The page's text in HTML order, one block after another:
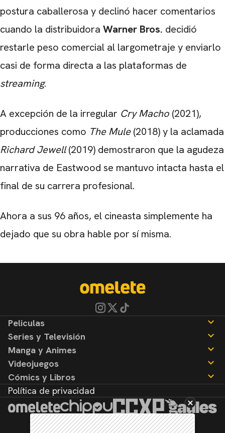
postura caballerosa y declinó hacer comentarios
cuando la distribuidora Warner Bros. decidió
restarle peso comercial al largometraje y enviarlo
casi de forma directa a las plataformas de
streaming.
A excepción de la irregular Cry Macho (2021),
producciones como The Mule(2018) y la aclamada
Richard Jewell(2019) demostraron que la agudeza
narrativa de Eastwood se mantuvo intacta hasta el
final de su carrera profesional.
Ahora a sus 96 años, el cineasta simplemente ha
dejado que su obra hable por sí misma.
Peliculas
Noticias
Reseñas
Series y Televisión
Noticias
Reseñas
Manga y Animes
Noticias
Reseñas
Videojuegos
Noticias
Reseñas
Cómics y Libros
Noticias
Reseñas
Política de privacidad